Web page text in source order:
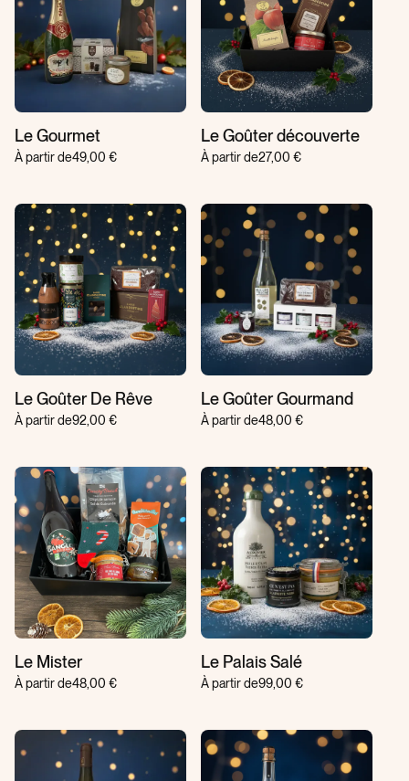
Le Gourmet
À partir de49,00 €
Le Goûter découverte
À partir de27,00 €
Le Goûter De Rêve
À partir de92,00 €
Le Goûter Gourmand
À partir de48,00 €
Le Mister
À partir de48,00 €
Le Palais Salé
À partir de99,00 €